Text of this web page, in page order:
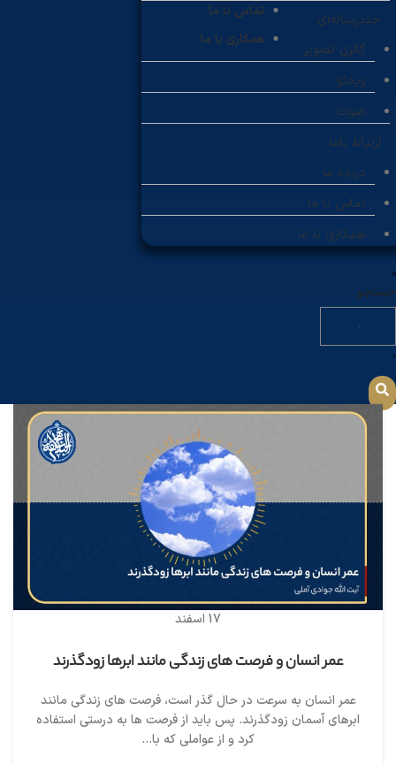
تماس با ما
همکاری با ما
چندرسانه‌ای
گالری تصویر
ویدئو
صوت
ارتباط باما
درباره ما
تماس با ما
همکاری با ما
جستجو
17 اسفند
عمر انسان و فرصت های زندگی مانند ابرها زودگذرند
عمر انسان به سرعت در حال گذر است، فرصت های زندگی مانند
ابرهای آسمان زودگذرند. پس باید از فرصت ها به درستی استفاده
کرد و از عواملی که با...